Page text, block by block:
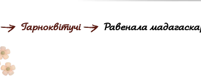
Гарноквітучі Равенала